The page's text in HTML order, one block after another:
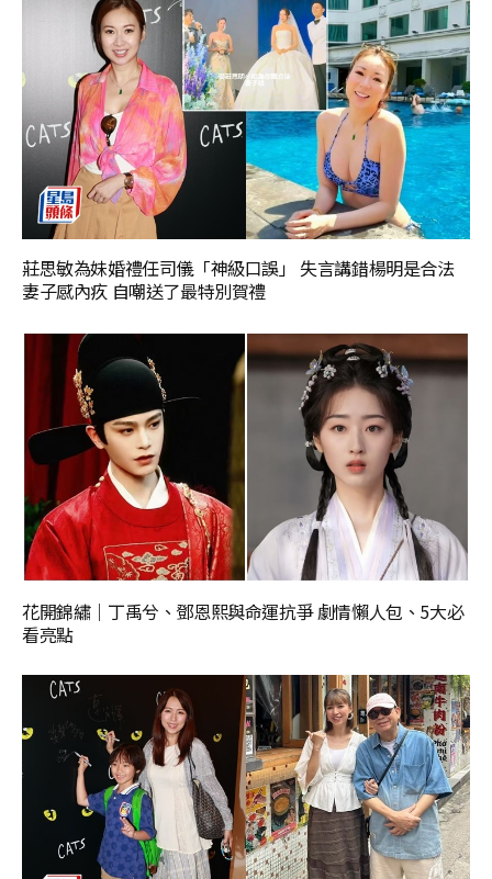
莊思敏為妹婚禮任司儀「神級口誤」 失言講錯楊明是合法
妻子感內疚 自嘲送了最特別賀禮
花開錦繡｜丁禹兮、鄧恩熙與命運抗爭 劇情懶人包、5大必
看亮點